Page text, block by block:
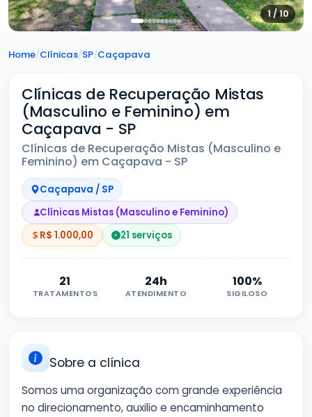
1 / 10
Home/Clínicas/SP/Caçapava
Clínicas de Recuperação Mistas
(Masculino e Feminino) em
Caçapava - SP
Clínicas de Recuperação Mistas (Masculino e
Feminino) em Caçapava - SP
Caçapava / SP
Clínicas Mistas (Masculino e Feminino)
R$ 1.000,00
21 serviços
21
TRATAMENTOS
24h
ATENDIMENTO
100%
SIGILOSO
Sobre a clínica
Somos uma organização com grande experiência
no direcionamento, auxilio e encaminhamento